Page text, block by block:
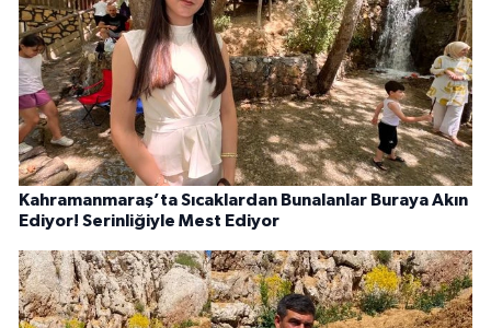
Kahramanmaraş’ta Sıcaklardan Bunalanlar Buraya Akın
Ediyor! Serinliğiyle Mest Ediyor